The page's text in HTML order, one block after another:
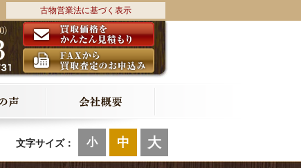
古物営業法に基づく表示
文字サイズ： 小 中 大